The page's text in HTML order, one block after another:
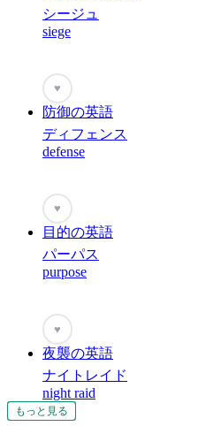
もっと見る
もっと見る
もっと見る
もっと見る
もっと見る
もっと見る
もっと見る
もっと見る
もっと見る
もっと見る
もっと見る
もっと見る
シージュ
siege
♥
防御の英語
ディフェンス
defense
♥
目的の英語
パーパス
purpose
♥
夜襲の英語
ナイトレイド
night raid